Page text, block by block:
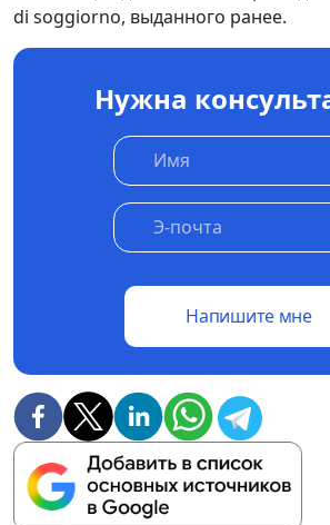
di soggiorno, выданного ранее.
Нужна
Напишите мне